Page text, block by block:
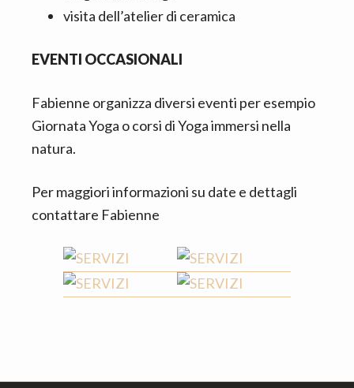
visita dell’atelier di ceramica
EVENTI OCCASIONALI
Fabienne organizza diversi eventi per esempio
Giornata Yoga o corsi di Yoga immersi nella
natura.
Per maggiori informazioni su date e dettagli
contattare Fabienne